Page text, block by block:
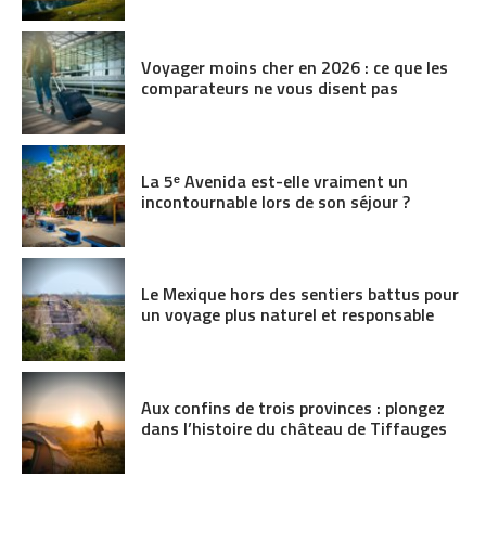
Voyager moins cher en 2026 : ce que les
comparateurs ne vous disent pas
La 5ᵉ Avenida est-elle vraiment un
incontournable lors de son séjour ?
Le Mexique hors des sentiers battus pour
un voyage plus naturel et responsable
Aux confins de trois provinces : plongez
dans l’histoire du château de Tiffauges